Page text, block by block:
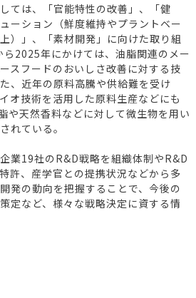
ては、「官能特性の改善」、「健
ーション（鮮度維持やプラントベー
）」、「素材開発」に向けた取り組
2025年にかけては、油脂関連のメー
スフードのおいしさ改善に対する技
、近年の原料高騰や供給難を受け
オ技術を活用した原料生産などにも
や天然香料などに対して微生物を用い
れている。
業19社のR&D戦略を組織体制やR&D
許、産学官との提携状況などから多
発の動向を把握することで、今後の
定など、様々な戦略決定に資する情